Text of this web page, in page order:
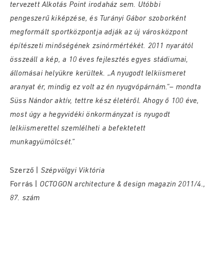
tervezett Alkotás Point irodaház sem. Utóbbi
pengeszerű kiképzése, és Turányi Gábor szoborként
megformált sportközpontja adják az új városközpont
építészeti minőségének zsinórmértékét. 2011 nyarától
összeáll a kép, a 10 éves fejlesztés egyes stádiumai,
állomásai helyükre kerültek. „A nyugodt lelkiismeret
aranyat ér, mindig ez volt az én nyugvópárnám.”– mondta
Süss Nándor aktív, tettre kész életéről. Ahogy ő 100 éve,
most úgy a hegyvidéki önkormányzat is nyugodt
lelkiismerettel szemlélheti a befektetett
munkagyümölcsét.”
Szerző | Szépvölgyi Viktória
Forrás | OCTOGON architecture & design magazin 2011/4.,
87. szám